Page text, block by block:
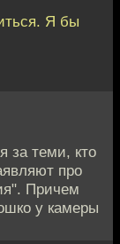
Я бы
за теми, кто
про
Причем
у камеры